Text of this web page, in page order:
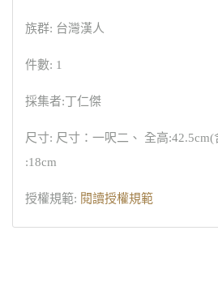
族群: 台灣漢人
件數: 1
採集者:丁仁傑
尺寸: 尺寸：一呎二、 全高:42.5cm(
:18cm
授權規範: 閱讀授權規範